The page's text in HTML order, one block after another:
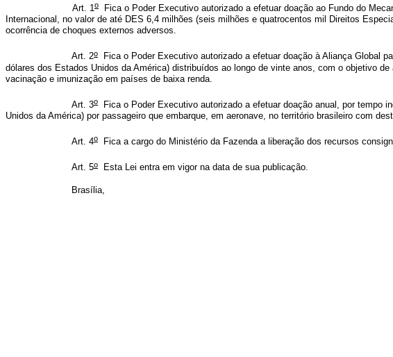
Art. 1o Fica o Poder Executivo autorizado a efetuar doação ao Fundo do
Internacional, no valor de até DES 6,4 milhões (seis milhões e quatrocentos mil Direitos
ocorrência de choques externos adversos.
Art. 2o Fica o Poder Executivo autorizado a efetuar doação à Aliança Global
dólares dos Estados Unidos da América) distribuídos ao longo de vinte anos, com o objetivo
vacinação e imunização em países de baixa renda.
Art. 3o
Fica o Poder Executivo autorizado a efetuar doação anual, por tempo
Unidos da América) por passageiro que embarque, em aeronave, no território brasileiro com
Art. 4o Fica a cargo do Ministério da Fazenda a liberação dos recursos
Art. 5o Esta Lei entra em vigor na data de sua publicação.
Brasília,